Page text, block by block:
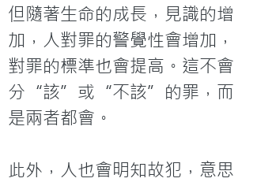
但隨著生命的成長，見識的增
加，人對罪的警覺性會增加，
對罪的標準也會提高。這不會
分“該”或“不該”的罪，而
是兩者都會。
此外，人也會明知故犯，意思